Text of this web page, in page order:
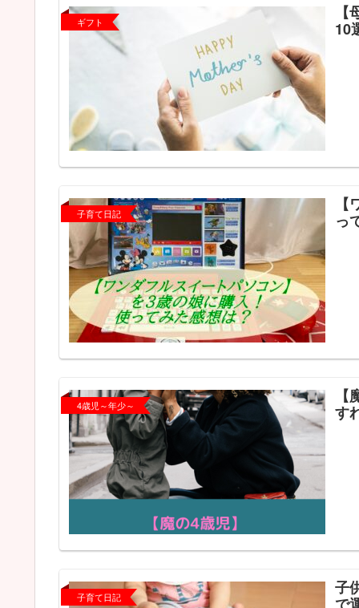
ギフト
10
子育て日記
っ
4歳児～年少～
す
子育て日記
子
で